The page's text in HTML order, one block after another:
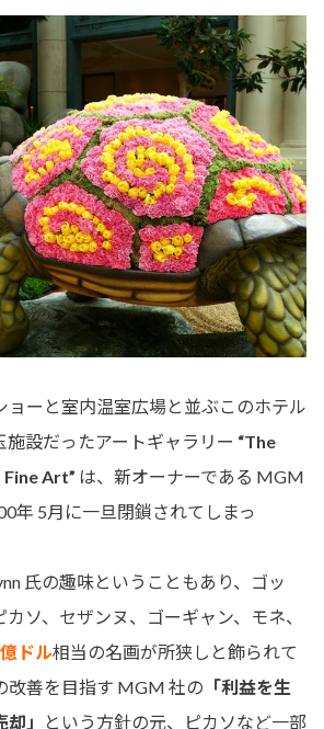
ーと室内温室広場と並ぶこのホテル
施設だったアートギャラリー “The
Art” は、新オーナーである MGM
年 5月に一旦閉鎖されてしまっ
氏の趣味ということもあり、ゴッ
ソ、セザンヌ、ゴーギャン、モネ、
ドル相当の名画が所狭しと飾られて
改善を目指す MGM 社の 「利益を生
」
という方針の元、ピカソなど一部